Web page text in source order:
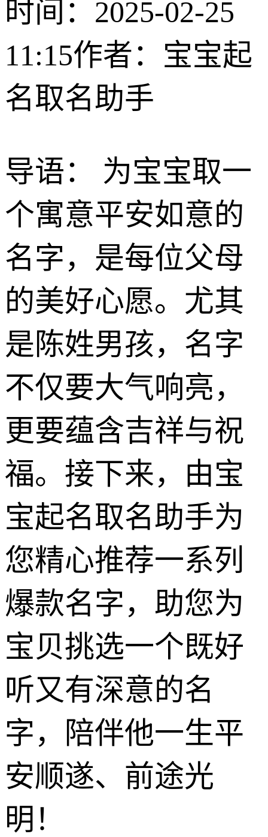
时间：2025-02-25
11:15作者：宝宝起
名取名助手
导语： 为宝宝取一
个寓意平安如意的
名字，是每位父母
的美好心愿。尤其
是陈姓男孩，名字
不仅要大气响亮，
更要蕴含吉祥与祝
福。接下来，由宝
宝起名取名助手为
您精心推荐一系列
爆款名字，助您为
宝贝挑选一个既好
听又有深意的名
字，陪伴他一生平
安顺遂、前途光
明！